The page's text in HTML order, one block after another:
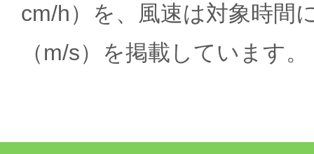
cm/h）を、風速は対象時間
（m/s）を掲載しています。